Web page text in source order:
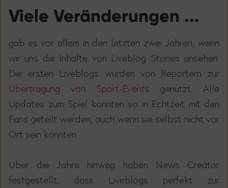
Viele Veränderungen ...
gab es vor allem in den letzten zwei Jahren, wenn
wir uns die Inhalte von Liveblog Stories ansehen.
Die ersten Liveblogs wurden von Reportern zur
Übertragung von Sport-Events genutzt. Alle
Updates zum Spiel konnten so in Echtzeit mit den
Fans geteilt werden, auch wenn sie selbst nicht vor
Ort sein konnten.
Über die Jahre hinweg haben News Creator
festgestellt, dass Liveblogs perfekt zur